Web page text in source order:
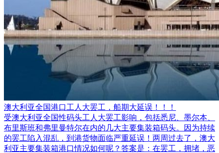
澳大利亚全国港口工人大罢工，船期大延误！！！
受澳大利亚全国性码头工人大罢工影响，包括悉尼、墨尔本、
布里斯班和弗里曼特尔在内的几大主要集装箱码头。因为持续
的罢工陷入混乱，到港货物面临严重延误！两周过去了，澳大
利亚主要集装箱港口情况如何呢？答案是：在罢工，拥堵，恶